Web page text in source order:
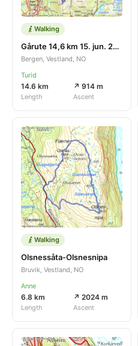
Walking
Gårute 14,6 km 15. jun. 2026
Bergen, Vestland, NO
Turid
14.6 km
Length
↗ 914 m
Ascent
Walking
Olsnessåta-Olsnesnipa
Bruvik, Vestland, NO
Anne
6.8 km
Length
↗ 2024 m
Ascent